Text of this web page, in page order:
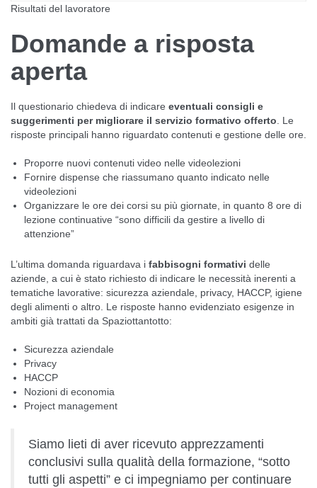
Risultati del lavoratore
Domande a risposta
aperta
Il questionario chiedeva di indicare eventuali consigli e
suggerimenti per migliorare il servizio formativo offerto. Le
risposte principali hanno riguardato contenuti e gestione delle ore.
Proporre nuovi contenuti video nelle videolezioni
Fornire dispense che riassumano quanto indicato nelle
videolezioni
Organizzare le ore dei corsi su più giornate, in quanto 8 ore di
lezione continuative “sono difficili da gestire a livello di
attenzione”
L’ultima domanda riguardava i fabbisogni formativi delle
aziende, a cui è stato richiesto di indicare le necessità inerenti a
tematiche lavorative: sicurezza aziendale, privacy, HACCP, igiene
degli alimenti o altro. Le risposte hanno evidenziato esigenze in
ambiti già trattati da Spaziottantotto:
Sicurezza aziendale
Privacy
HACCP
Nozioni di economia
Project management
Siamo lieti di aver ricevuto apprezzamenti
conclusivi sulla qualità della formazione, “sotto
tutti gli aspetti” e ci impegniamo per continuare